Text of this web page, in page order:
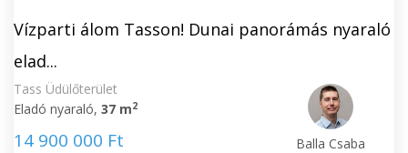
Vízparti álom Tasson! Dunai panorámás nyaraló
elad...
Tass Üdülőterület
Eladó nyaraló, 37 m2
14 900 000 Ft Balla Csaba